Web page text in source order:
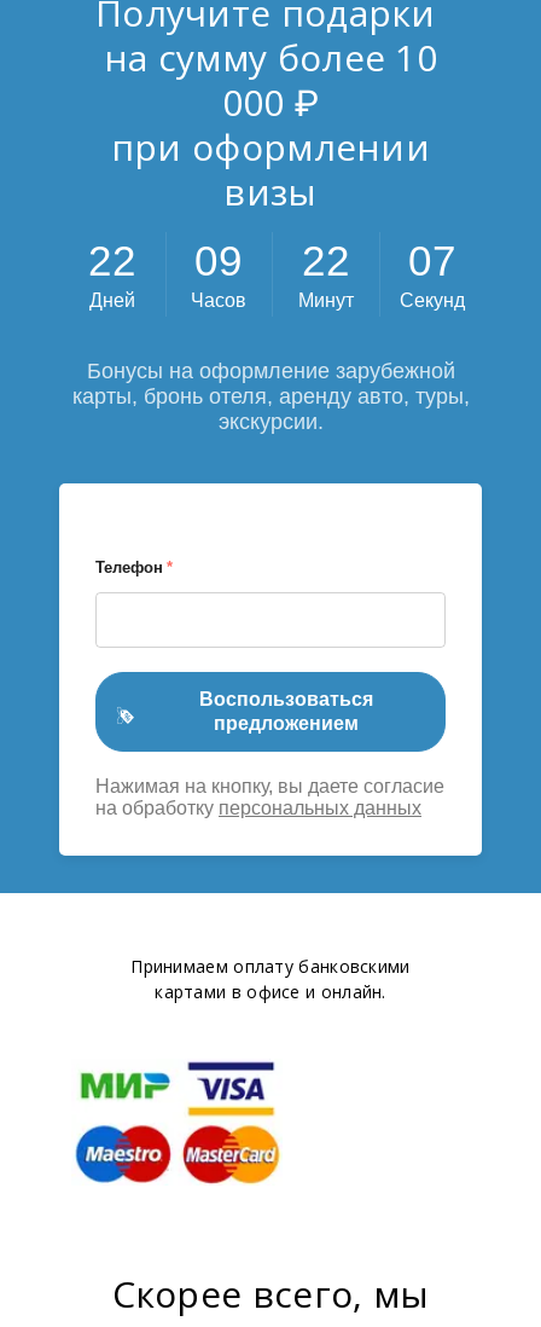
Получите подарки
на сумму более 10
000 ₽
при оформлении
визы
22
Дней
09
Часов
22
Минут
06
Секунд
Бонусы на оформление зарубежной
карты, бронь отеля, аренду авто, туры,
экскурсии.
Телефон *
Воспользоваться
предложением
Нажимая на кнопку, вы даете согласие
на обработку персональных данных
Принимаем оплату банковскими
картами в офисе и онлайн.
Скорее всего, мы